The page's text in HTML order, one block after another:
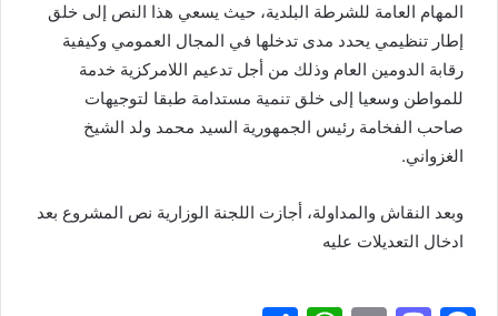
المهام العامة للشرطة البلدية، حيث يسعي هذا النص إلى خلق
إطار تنظيمي يحدد مدى تدخلها في المجال العمومي وكيفية
رقابة الدومين العام وذلك من أجل تدعيم اللامركزية خدمة
للمواطن وسعيا إلى خلق تنمية مستدامة طبقا لتوجيهات
صاحب الفخامة رئيس الجمهورية السيد محمد ولد الشيخ
الغزواني.
وبعد النقاش والمداولة، أجازت اللجنة الوزارية نص المشروع بعد
ادخال التعديلات عليه